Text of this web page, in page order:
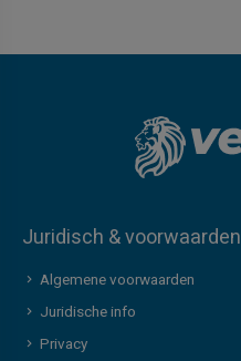
Juridisch & voorwaarden
Algemene voorwaarden
Juridische info
Privacy